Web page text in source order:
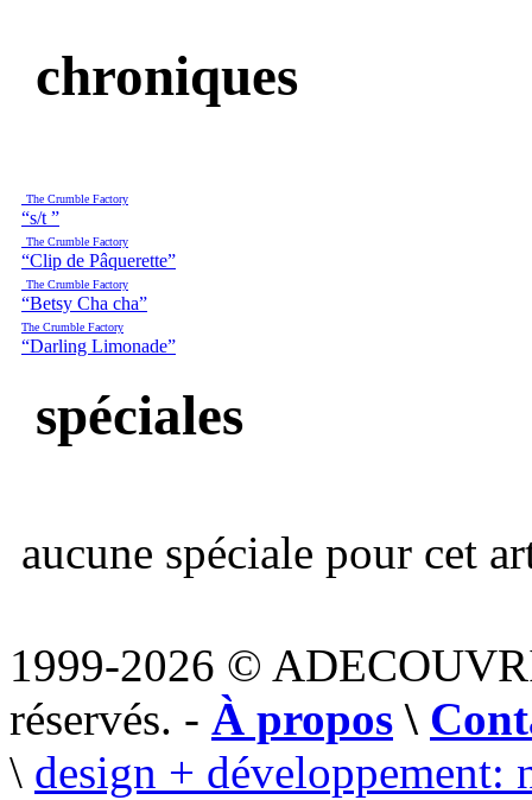
chroniques
The Crumble Factory
“s/t ”
The Crumble Factory
“Clip de Pâquerette”
The Crumble Factory
“Betsy Cha cha”
The Crumble Factory
“Darling Limonade”
spéciales
aucune spéciale pour cet
1999-2026 ©
réservés. - À propos \
\ design + développement: